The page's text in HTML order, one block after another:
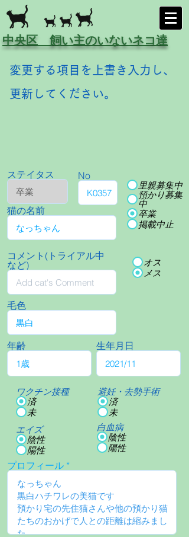
中央区 飼い主のいないネコ達
変更する項目を上書き入力し、
更新してください。
ステイタス No
猫の名前
里親募集中
預かり募集
中
卒業
掲載中止
コメント(トライアル中
など)
オス
メス
毛色
年齢
ワクチン接種
済
未
エイズ
陰性
陽性
生年月日
避妊・去勢手術
済
未
白血病
陰性
陽性
プロフィール